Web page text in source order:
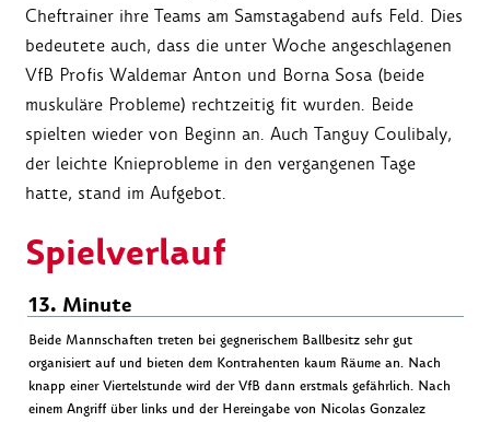
Cheftrainer ihre Teams am Samstagabend aufs Feld. Dies
bedeutete auch, dass die unter Woche angeschlagenen
VfB Profis Waldemar Anton und Borna Sosa (beide
muskuläre Probleme) rechtzeitig fit wurden. Beide
spielten wieder von Beginn an. Auch Tanguy Coulibaly,
der leichte Knieprobleme in den vergangenen Tage
hatte, stand im Aufgebot.
Spielverlauf
13. Minute
Beide Mannschaften treten bei gegnerischem Ballbesitz sehr gut
organisiert auf und bieten dem Kontrahenten kaum Räume an. Nach
knapp einer Viertelstunde wird der VfB dann erstmals gefährlich. Nach
einem Angriff über links und der Hereingabe von Nicolas Gonzalez